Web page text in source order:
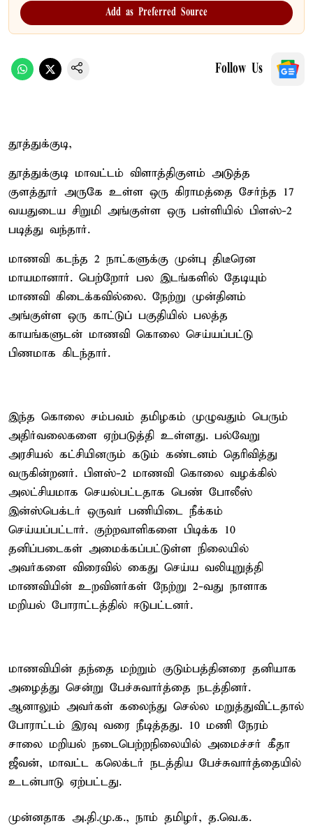
Add as Preferred Source
Follow Us
தூத்துக்குடி,
தூத்துக்குடி மாவட்டம் விளாத்திகுளம் அடுத்த
குளத்தூர் அருகே உள்ள ஒரு கிராமத்தை சேர்ந்த 17
வயதுடைய சிறுமி அங்குள்ள ஒரு பள்ளியில் பிளஸ்-2
படித்து வந்தார்.
மாணவி கடந்த 2 நாட்களுக்கு முன்பு திடீரென
மாயமானார். பெற்றோர் பல இடங்களில் தேடியும்
மாணவி கிடைக்கவில்லை. நேற்று முன்தினம்
அங்குள்ள ஒரு காட்டுப் பகுதியில் பலத்த
காயங்களுடன் மாணவி கொலை செய்யப்பட்டு
பிணமாக கிடந்தார்.
இந்த கொலை சம்பவம் தமிழகம் முழுவதும் பெரும்
அதிர்வலைகளை ஏற்படுத்தி உள்ளது. பல்வேறு
அரசியல் கட்சியினரும் கடும் கண்டனம் தெரிவித்து
வருகின்றனர். பிளஸ்-2 மாணவி கொலை வழக்கில்
அலட்சியமாக செயல்பட்டதாக பெண் போலீஸ்
இன்ஸ்பெக்டர் ஒருவர் பணியிடை நீக்கம்
செய்யப்பட்டார். குற்றவாளிகளை பிடிக்க 10
தனிப்படைகள் அமைக்கப்பட்டுள்ள நிலையில்
அவர்களை விரைவில் கைது செய்ய வலியுறுத்தி
மாணவியின் உறவினர்கள் நேற்று 2-வது நாளாக
மறியல் போராட்டத்தில் ஈடுபட்டனர்.
மாணவியின் தந்தை மற்றும் குடும்பத்தினரை தனியாக
அழைத்து சென்று பேச்சுவார்த்தை நடத்தினர்.
ஆனாலும் அவர்கள் கலைந்து செல்ல மறுத்துவிட்டதால்
போராட்டம் இரவு வரை நீடித்தது. 10 மணி நேரம்
சாலை மறியல் நடைபெற்றநிலையில் அமைச்சர் கீதா
ஜீவன், மாவட்ட கலெக்டர் நடத்திய பேச்சுவார்த்தையில்
உடன்பாடு ஏற்பட்டது.
முன்னதாக அ.தி.மு.க., நாம் தமிழர், த.வெ.க.